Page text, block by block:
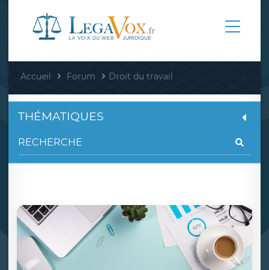
Accueil Forum Droit du travail
THÉMATIQUES